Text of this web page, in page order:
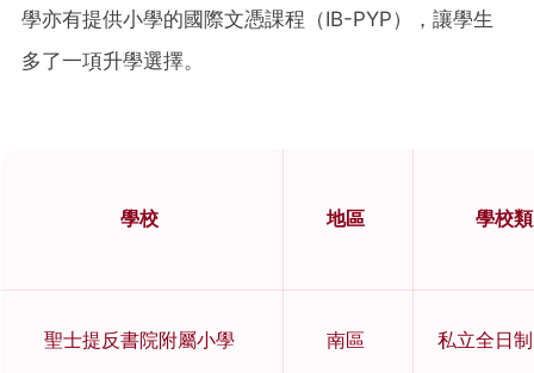
學亦有提供小學的國際文憑課程（IB-PYP），讓學生
多了一項升學選擇。
學校 地區 學校
聖士提反書院附屬小學 南區 私立全日